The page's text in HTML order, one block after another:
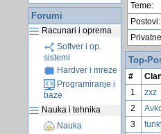
Forumi
Racunari i oprema
Softver i op.
sistemi
Hardver i mreze
Programiranje i
baze
Nauka i tehnika
Nauka
Teme:
Postovi:
Top-
#
1
zxz
2
3